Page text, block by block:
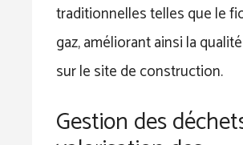
traditionnelles telles que le
gaz, améliorant ainsi la
sur le site de construction.
Gestion des